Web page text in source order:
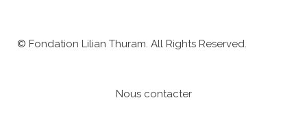
© Fondation Lilian Thuram. All Rights Reserved.
Nous contacter